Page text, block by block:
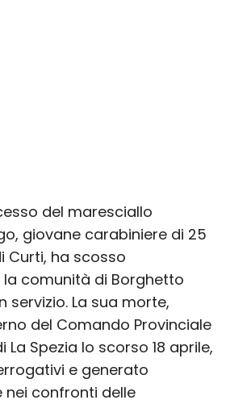
del maresciallo
giovane carabiniere di 25
Curti, ha scosso
comunità di Borghetto
servizio. La sua morte,
del Comando Provinciale
La Spezia lo scorso 18 aprile,
e generato
nei confronti delle